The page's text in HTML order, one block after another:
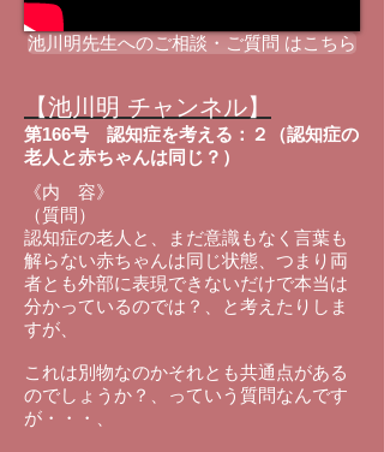
池川明先生へのご相談・ご質問 はこちら
【池川明 チャンネル】
第166号 認知症を考える：２（認知症の
老人と赤ちゃんは同じ？）
《内 容》
（質問）
認知症の老人と、まだ意識もなく言葉も
解らない赤ちゃんは同じ状態、つまり両
者とも外部に表現できないだけで本当は
分かっているのでは？、と考えたりしま
すが、
これは別物なのかそれとも共通点がある
のでしょうか？、っていう質問なんです
が・・・、